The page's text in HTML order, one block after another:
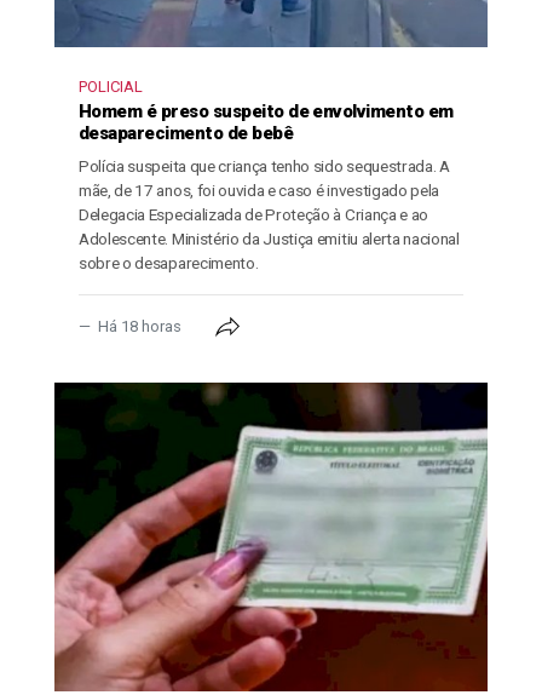
POLICIAL
Homem é preso suspeito de envolvimento em
desaparecimento de bebê
Polícia suspeita que criança tenho sido sequestrada. A
mãe, de 17 anos, foi ouvida e caso é investigado pela
Delegacia Especializada de Proteção à Criança e ao
Adolescente. Ministério da Justiça emitiu alerta nacional
sobre o desaparecimento.
Há 18 horas